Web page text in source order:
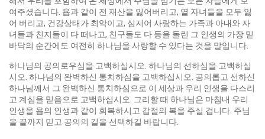
여주셨습니다. 욥과 같이 전 재산을 잃어버리고, 열 자녀들을 모두 잃
어 버리고, 건강상태가 최악이고, 심지어 사랑하는 가족과 아내와 자
녀들과 친지들이 다 떠나고, 친구들도 다 등을 돌린 그 인생의 가장 밑
바닥의 순간에도 여전히 하나님을 사랑할 수 있다는 것을 말입니다.
하나님의 공의로우심을 고백하십시오. 하나님의 선하심을 고백하십
시오. 하나님의 완벽하신 통치하심을 고백하십시오. 공의롭고 선하신
하나님께서 그 완벽하신 통치하심으로 이 세상과 우리 인생을 다스리
고 계심을 믿음으로 고백하십시오. 그리할 때 하나님은 마침내 우리
인생을 욥의 인생과 같이 회복하시고 갑절의 복을 주실 겁니다. 주님
을 끝까지 믿고 공의의 길을 선택하길 바랍니다.